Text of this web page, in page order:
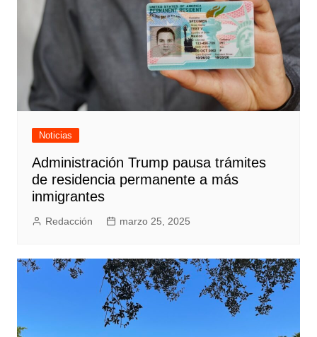
Noticias
Administración Trump pausa trámites
de residencia permanente a más
inmigrantes
Redacción marzo 25, 2025